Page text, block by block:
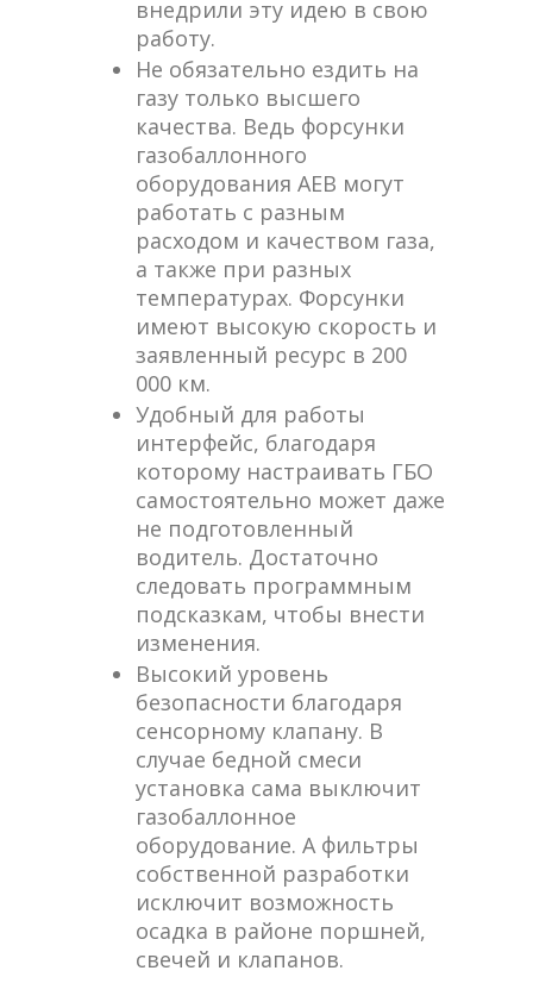
внедрили эту идею в свою
работу.
Не обязательно ездить на
газу только высшего
качества. Ведь форсунки
газобаллонного
оборудования AEB могут
работать с разным
расходом и качеством газа,
а также при разных
температурах. Форсунки
имеют высокую скорость и
заявленный ресурс в 200
000 км.
Удобный для работы
интерфейс, благодаря
которому настраивать ГБО
самостоятельно может даже
не подготовленный
водитель. Достаточно
следовать программным
подсказкам, чтобы внести
изменения.
Высокий уровень
безопасности благодаря
сенсорному клапану. В
случае бедной смеси
установка сама выключит
газобаллонное
оборудование. А фильтры
собственной разработки
исключит возможность
осадка в районе поршней,
свечей и клапанов.